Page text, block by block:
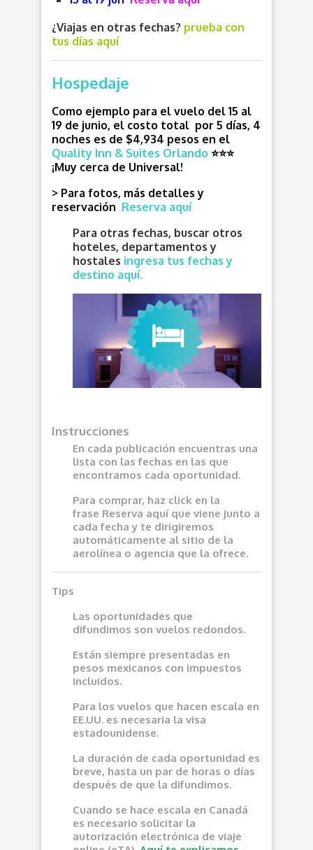
¿Viajas en otras fechas? prueba con
tus días aquí
Hospedaje
Como ejemplo para el vuelo del 15 al
19 de junio, el costo total por 5 días, 4
noches es de $4,934 pesos en el
Quality Inn & Suites Orlando ⭐⭐⭐
¡Muy cerca de Universal!
> Para fotos, más detalles y
reservación Reserva aquí
Para otras fechas, buscar otros
hoteles, departamentos y
hostales ingresa tus fechas y
destino aquí.
Instrucciones
En cada publicación encuentras una
lista con las fechas en las que
encontramos cada oportunidad.
Para comprar, haz click en la
frase Reserva aquí que viene junto a
cada fecha y te dirigiremos
automáticamente al sitio de la
aerolínea o agencia que la ofrece.
Tips
Las oportunidades que
difundimos son vuelos redondos.
Están siempre presentadas en
pesos mexicanos con impuestos
incluidos.
Para los vuelos que hacen escala en
EE.UU. es necesaria la visa
estadounidense.
La duración de cada oportunidad es
breve, hasta un par de horas o días
después de que la difundimos.
Cuando se hace escala en Canadá
es necesario solicitar la
autorización electrónica de viaje